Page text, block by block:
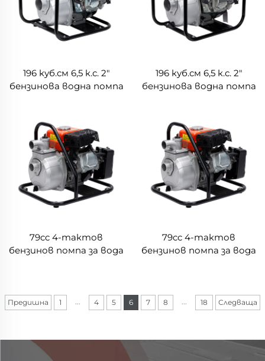
196 куб.см 6,5 к.с. 2"
бензинова водна помпа
196 куб.см 6,5 к.с. 2"
бензинова водна помпа
79cc 4-тактов
бензинов помпа за вода
79cc 4-тактов
бензинов помпа за вода
Предишна 1 ... 4 5 6 7 8 ... 18 Следваща